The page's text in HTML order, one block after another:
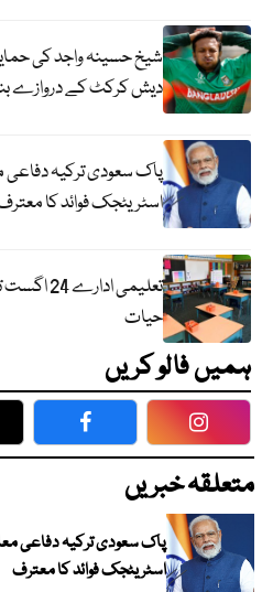
شیخ حسینہ واجد کی
دیش کرکٹ کے دروازے
پاک سعودی ترکیہ دفاعی
اسٹریٹجک فوائد کا
تعلیمی
حیات
ہمیں فالو کریں
Facebook
متعلقہ خبریں
پاک سعودی ترکیہ دفاعی
اسٹریٹجک فوائد کا معترف